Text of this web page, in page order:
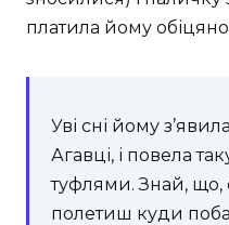
платила йому
Уві сні йому
Агавці, і повела
туфлями. Знай, що,
полетиш куди